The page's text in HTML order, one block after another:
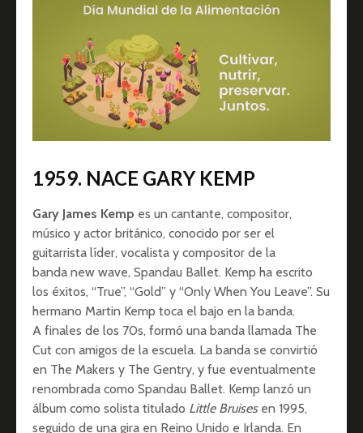
1959. NACE GARY KEMP
Gary James Kemp es un cantante, compositor,
músico y actor británico, conocido por ser el
guitarrista líder, vocalista y compositor de la
banda new wave, Spandau Ballet. Kemp ha escrito
los éxitos, “True”, “Gold” y “Only When You Leave”. Su
hermano Martin Kemp toca el bajo en la banda.
A finales de los 70s, formó una banda llamada The
Cut con amigos de la escuela. La banda se convirtió
en The Makers y The Gentry, y fue eventualmente
renombrada como Spandau Ballet. Kemp lanzó un
álbum como solista titulado Little Bruisesen 1995,
seguido de una gira en Reino Unido e Irlanda. En